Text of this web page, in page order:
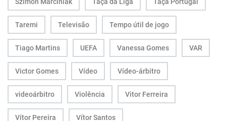
Taremi Televisão Tempo útil de jogo
Tiago Martins UEFA Vanessa Gomes VAR
Victor Gomes Vídeo Vídeo-árbitro
videoárbitro Violência Vitor Ferreira
Vítor Pereira Vítor Santos